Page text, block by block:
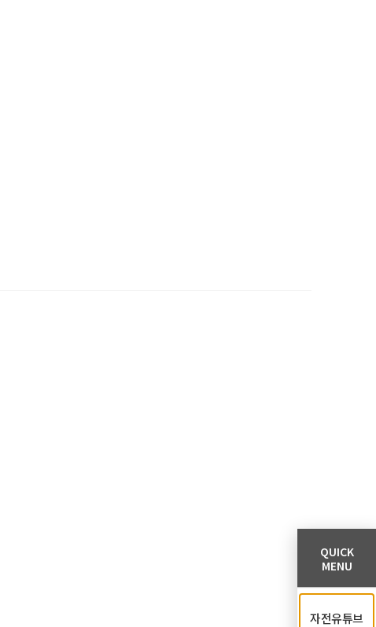
QUICK
MENU
자전유튜브